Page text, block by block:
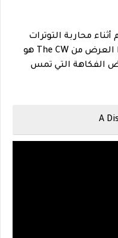
محاربة التوترات
المتصاعدة من العالم الخارجي. هذا العرض من The CW هو
الفكاهة التي تمس